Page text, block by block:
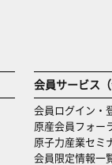
会員サービス（
会員ログイン・
原産会員フォー
原子力産業セミ
会員限定情報一